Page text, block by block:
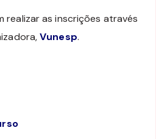
realizar as inscrições através
Vunesp.